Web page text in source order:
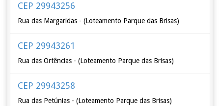
CEP 29943256
Rua das Margaridas - (Loteamento Parque das Brisas)
CEP 29943261
Rua das Ortências - (Loteamento Parque das Brisas)
CEP 29943258
Rua das Petúnias - (Loteamento Parque das Brisas)